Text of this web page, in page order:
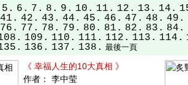
5. 6. 7. 8. 9. 10. 11. 12. 13. 14.
41. 42. 43. 44. 45. 46. 47. 48. 49.
76. 77. 78. 79. 80. 81. 82. 83. 84.
109. 110. 111. 112. 113. 114.
136. 137. 138. 最後一頁
《 幸福人生的10大真相 》
作者： 李中莹